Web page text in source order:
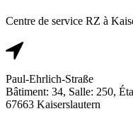
Centre de service RZ à
Paul-Ehrlich-Straße
Bâtiment: 34, Salle: 250,
67663 Kaiserslautern